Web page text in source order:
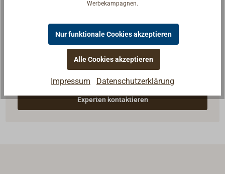
Fragen zum Artikel?
Reden Sie mit Handwerkern, Bootsbauern und
Seglerinnen. Wir verstehen Ihre Fragen und geben die
passende Antwort.
Experten kontaktieren
Werbekampagnen.
Nur funktionale Cookies akzeptieren
Alle Cookies akzeptieren
Impressum Datenschutzerklärung